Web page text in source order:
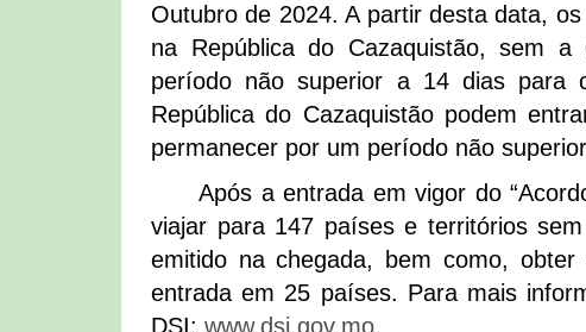
Outubro de 2024. A partir desta data,
na República do Cazaquistão, sem
período não superior a 14 dias para
República do Cazaquistão podem
permanecer por um período não
Após a entrada em vigor do
viajar para 147 países e territórios
emitido na chegada, bem como,
entrada em 25 países. Para mais
DSI: www.dsi.gov.mo.